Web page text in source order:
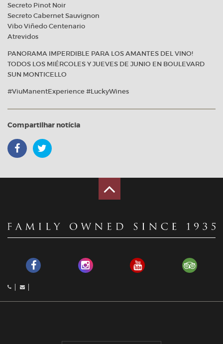
Secreto Pinot Noir
Secreto Cabernet Sauvignon
Vibo Viñedo Centenario
Atrevidos
PANORAMA IMPERDIBLE PARA LOS AMANTES DEL VINO!
TODOS LOS MIÉRCOLES Y JUEVES DE JUNIO EN BOULEVARD
SUN MONTICELLO
#ViuManentExperience #LuckyWines
Compartilhar notícia